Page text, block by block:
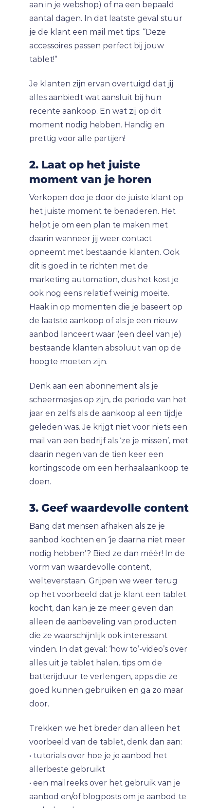
aan in je webshop) of na een bepaald
aantal dagen. In dat laatste geval stuur
je de klant een mail met tips: “Deze
accessoires passen perfect bij jouw
tablet!”
Je klanten zijn ervan overtuigd dat jij
alles aanbiedt wat aansluit bij hun
recente aankoop. En wat zij op dit
moment nodig hebben. Handig en
prettig voor alle partijen!
2. Laat op het juiste
moment van je horen
Verkopen doe je door de juiste klant op
het juiste moment te benaderen. Het
helpt je om een plan te maken met
daarin wanneer jij weer contact
opneemt met bestaande klanten. Ook
dit is goed in te richten met de
marketing automation, dus het kost je
ook nog eens relatief weinig moeite.
Haak in op momenten die je baseert op
de laatste aankoop of als je een nieuw
aanbod lanceert waar (een deel van je)
bestaande klanten absoluut van op de
hoogte moeten zijn.
Denk aan een abonnement als je
scheermesjes op zijn, de periode van het
jaar en zelfs als de aankoop al een tijdje
geleden was. Je krijgt niet voor niets een
mail van een bedrijf als ‘ze je missen’, met
daarin negen van de tien keer een
kortingscode om een herhaalaankoop te
doen.
3. Geef waardevolle content
Bang dat mensen afhaken als ze je
aanbod kochten en ‘je daarna niet meer
nodig hebben’? Bied ze dan méér! In de
vorm van waardevolle content,
welteverstaan. Grijpen we weer terug
op het voorbeeld dat je klant een tablet
kocht, dan kan je ze meer geven dan
alleen de aanbeveling van producten
die ze waarschijnlijk ook interessant
vinden. In dat geval: ‘how to’-video’s over
alles uit je tablet halen, tips om de
batterijduur te verlengen, apps die ze
goed kunnen gebruiken en ga zo maar
door.
Trekken we het breder dan alleen het
voorbeeld van de tablet, denk dan aan:
• tutorials over hoe je je aanbod het
allerbeste gebruikt
• een mailreeks over het gebruik van je
aanbod en/of blogposts om je aanbod te